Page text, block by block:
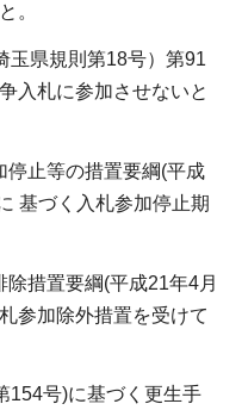
。
玉県規則第18号）第91
入札に参加させないと
止等の措置要綱(平成
基づく入札参加停止期
措置要綱(平成21年4月
参加除外措置を受けて
154号)に基づく更生手